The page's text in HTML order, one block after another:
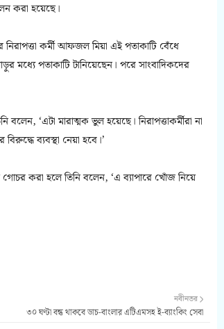
করা হয়েছে।
কর্মী আফজল মিয়া এই পতাকাটি বেঁধে
মধ্যে পতাকাটি টানিয়েছেন। পরে সাংবাদিকদের
‘এটা মারাত্মক ভুল হয়েছে। নিরাপত্তাকর্মীরা না
ব্যবস্থা নেয়া হবে।’
করা হলে তিনি বলেন, ‘এ ব্যাপারে খোঁজ নিয়ে
নবীনতর
৩০ ঘণ্টা বন্ধ থাকবে ডাচ-বাংলার এটিএমসহ ই-ব্যাংকিং সেবা